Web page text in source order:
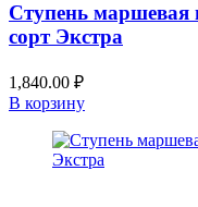
Ступень маршевая
сорт Экстра
1,840.00 ₽
В корзину